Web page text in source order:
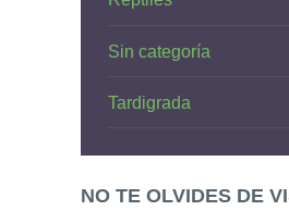
Sin categoría
Tardigrada
NO TE OLVIDES DE